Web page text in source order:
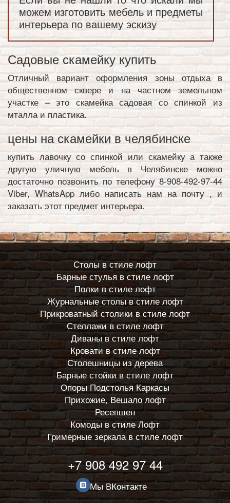
можем изготовить мебель и предметы
интерьера по вашему эскизу
Садовые скамейку купить
Отличный вариант оформления зоны отдыха в
общественном сквере и на частном земельном
участке – это скамейка садовая со спинкой из
мталла и пластика.
цены на скамейки в челябинске
купить лавочку со спинкой или скамейку а также
другую уличную мебель в Челябинске можно
достаточно позвонить по телефону 8-908-492-97-44
Viber, WhatsApp либо написать нам на почту , и
заказать этот предмет интерьера.
Столы в стиле лофт
Барные стулья в стиле лофт
Полки в стиле лофт
Журнальные столы в стиле лофт
Прикроватный столики в стиле лофт
Стеллажи в стиле лофт
Диваны в стиле лофт
Кровати в стиле лофт
Столешницы из дерева
Барные стойки в стиле лофт
Опоры Подстолья Каркасы
Прихожие, Вешало лофт
Ресепшен
Комоды в стиле Лофт
Гримерные зеркала в стиле лофт
+7 908 492 97 44
Мы ВКонтакте